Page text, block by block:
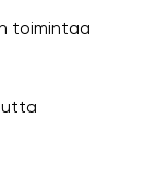
toimintaa